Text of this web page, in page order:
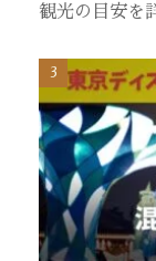
観光の目安を